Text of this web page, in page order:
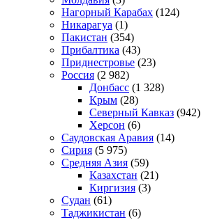
Нагорный Карабах (124)
Никарагуа (1)
Пакистан (354)
Прибалтика (43)
Приднестровье (23)
Россия (2 982)
Донбасс (1 328)
Крым (28)
Северный Кавказ (942)
Херсон (6)
Саудовская Аравия (14)
Сирия (5 975)
Средняя Азия (59)
Казахстан (21)
Киргизия (3)
Судан (61)
Таджикистан (6)